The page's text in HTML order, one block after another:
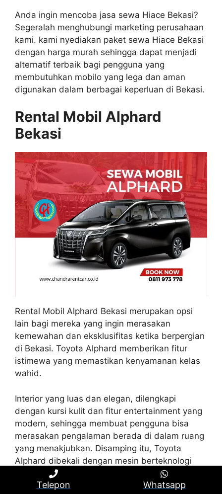
Anda ingin mencoba jasa sewa Hiace Bekasi?
Segeralah menghubungi marketing perusahaan
kami. kami nyediakan paket sewa Hiace Bekasi
dengan harga murah sehingga dapat menjadi
alternatif terbaik bagi pengguna yang
membutuhkan mobilo yang lega dan aman
digunakan dalam berbagai keperluan di Bekasi.
Rental Mobil Alphard
Bekasi
Rental Mobil Alphard Bekasi merupakan opsi
lain bagi mereka yang ingin merasakan
kemewahan dan eksklusifitas ketika berpergian
di Bekasi. Toyota Alphard memberikan fitur
istimewa yang memastikan kenyamanan kelas
wahid.
Interior yang luas dan elegan, dilengkapi
dengan kursi kulit dan fitur entertainment yang
modern, sehingga membuat pengguna bisa
merasakan pengalaman berada di dalam ruang
yang menakjubkan. Disamping itu, Toyota
Alphard dibekali dengan mesin berteknologi
mutakhir sehingga dapat menjamin keamanan
dan kenyamanan pengguna selama perjalanan.
Telepon Whatsapp